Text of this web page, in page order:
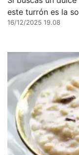
este turrón es la
16/12/2025 19.08